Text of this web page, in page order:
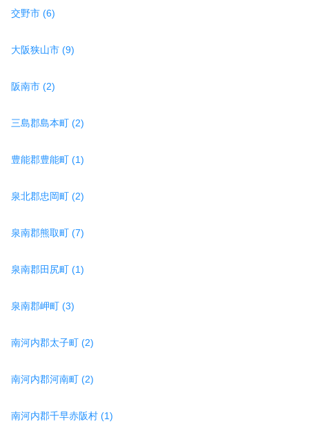
交野市 (6)
大阪狭山市 (9)
阪南市 (2)
三島郡島本町 (2)
豊能郡豊能町 (1)
泉北郡忠岡町 (2)
泉南郡熊取町 (7)
泉南郡田尻町 (1)
泉南郡岬町 (3)
南河内郡太子町 (2)
南河内郡河南町 (2)
南河内郡千早赤阪村 (1)